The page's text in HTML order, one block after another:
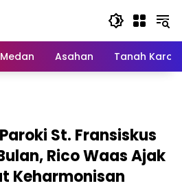
Medan Asahan Tanah Karo
St. Fransiskus
Rico Waas Ajak
Keharmonisan